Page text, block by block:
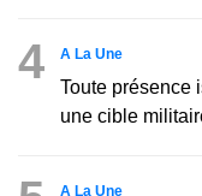
4 A La Une
Toute présence
une cible
A La Une